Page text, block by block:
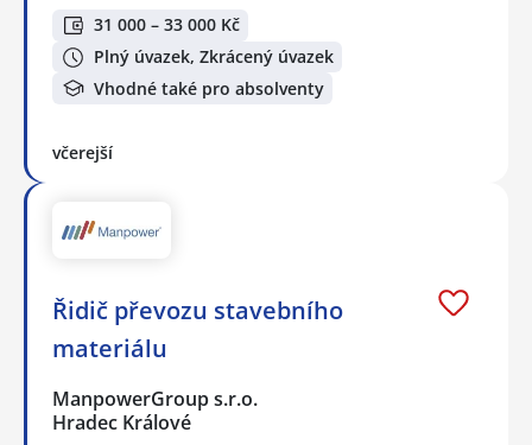
31 000 – 33 000 Kč
Plný úvazek, Zkrácený úvazek
Vhodné také pro absolventy
včerejší
Řidič převozu stavebního
materiálu
ManpowerGroup s.r.o.
Hradec Králové